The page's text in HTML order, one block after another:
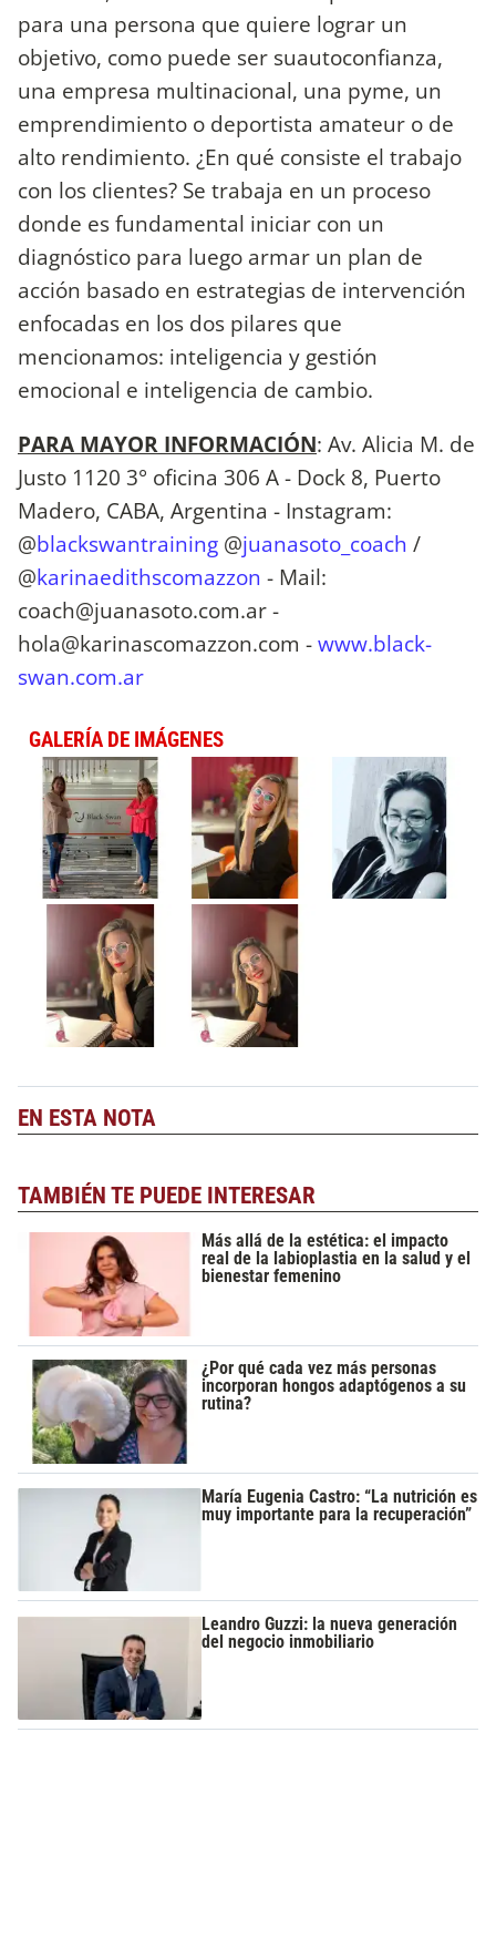
para una persona que quiere lograr un
objetivo, como puede ser suautoconfianza,
una empresa multinacional, una pyme, un
emprendimiento o deportista amateur o de
alto rendimiento. ¿En qué consiste el trabajo
con los clientes? Se trabaja en un proceso
donde es fundamental iniciar con un
diagnóstico para luego armar un plan de
acción basado en estrategias de intervención
enfocadas en los dos pilares que
mencionamos: inteligencia y gestión
emocional e inteligencia de cambio.
PARA MAYOR INFORMACIÓN: Av. Alicia M. de
Justo 1120 3° oficina 306 A - Dock 8, Puerto
Madero, CABA, Argentina - Instagram:
@blackswantraining @juanasoto_coach /
@karinaedithscomazzon - Mail:
coach@juanasoto.com.ar-
hola@karinascomazzon.com -www.black-
swan.com.ar
GALERÍA DE IMÁGENES
EN ESTA NOTA
TAMBIÉN TE PUEDE INTERESAR
Más allá de la estética: el impacto
real de la labioplastia en la salud y el
bienestar femenino
¿Por qué cada vez más personas
incorporan hongos adaptógenos a su
rutina?
María Eugenia Castro: “La nutrición es
muy importante para la recuperación”
Leandro Guzzi: la nueva generación
del negocio inmobiliario